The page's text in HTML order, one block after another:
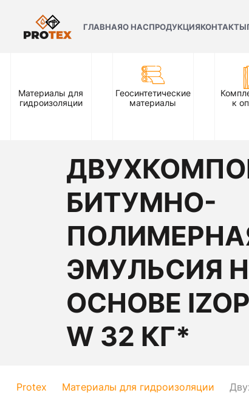
ГЛАВНАЯО НАСПРОДУКЦИЯКОНТАКТЫ
Материалы для
гидроизоляции
Геосинтетические
материалы
к
БИТУМНО-
ЭМУЛЬСИЯ
ОСНОВЕ
W 32 КГ*
Protex Материалы для гидроизоляции